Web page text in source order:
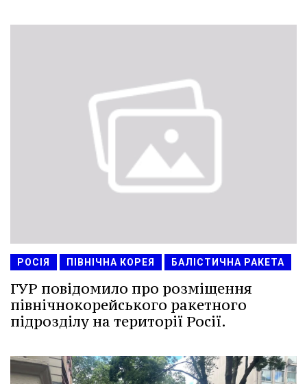
РОСІЯ ПІВНІЧНА КОРЕЯ БАЛІСТИЧНА РАКЕТА
ГУР повідомило про розміщення
північнокорейського ракетного
підрозділу на території Росії.